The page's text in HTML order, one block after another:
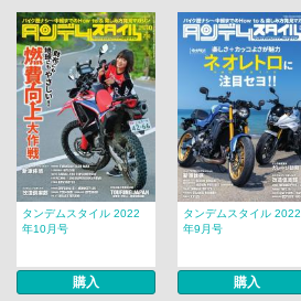
タンデムスタイル 2022
年10月号
購入
タンデムスタイル 2022
年9月号
購入